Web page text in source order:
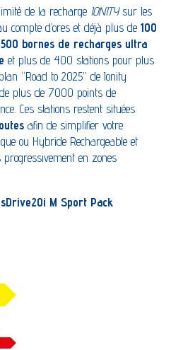
de la recharge IONITYsur les
compte d’ores et déjà plus de 100
500 bornes de recharges ultra
et plus de 400 stations pour plus
“Road to 2025” de Ionity
plus de 7000 points de
Ces stations restent situées
afin de simplifier votre
ou Hybride Rechargeable et
en zones
M Sport Pack